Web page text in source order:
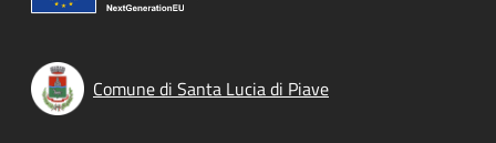
Comune di Santa Lucia di Piave